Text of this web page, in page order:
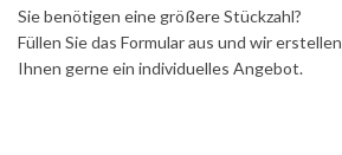
Sie benötigen eine größere Stückzahl?
Füllen Sie das Formular aus und wir erstellen
Ihnen gerne ein individuelles Angebot.